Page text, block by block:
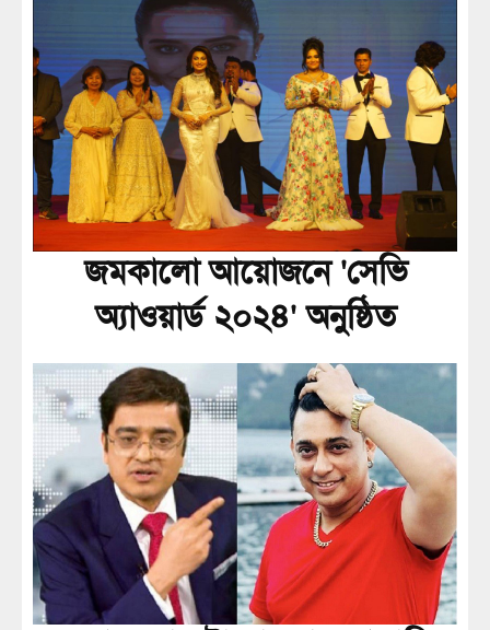
জমকালো আয়োজনে 'সেভি
অ্যাওয়ার্ড ২০২৪' অনুষ্ঠিত